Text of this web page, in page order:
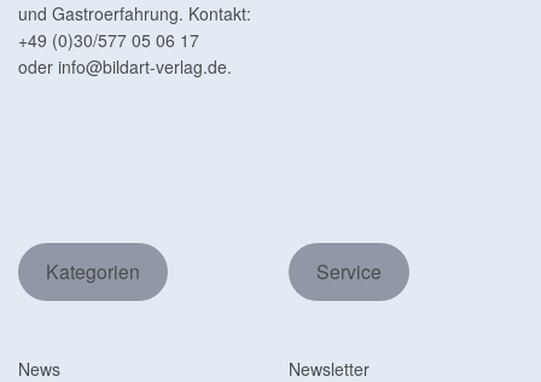
und Gastroerfahrung. Kontakt:
+49 (0)30/577 05 06 17
oder info@bildart-verlag.de.
Kategorien
News
Service
Newsletter